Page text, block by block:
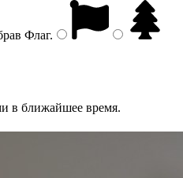
Флаг.
в ближайшее время.